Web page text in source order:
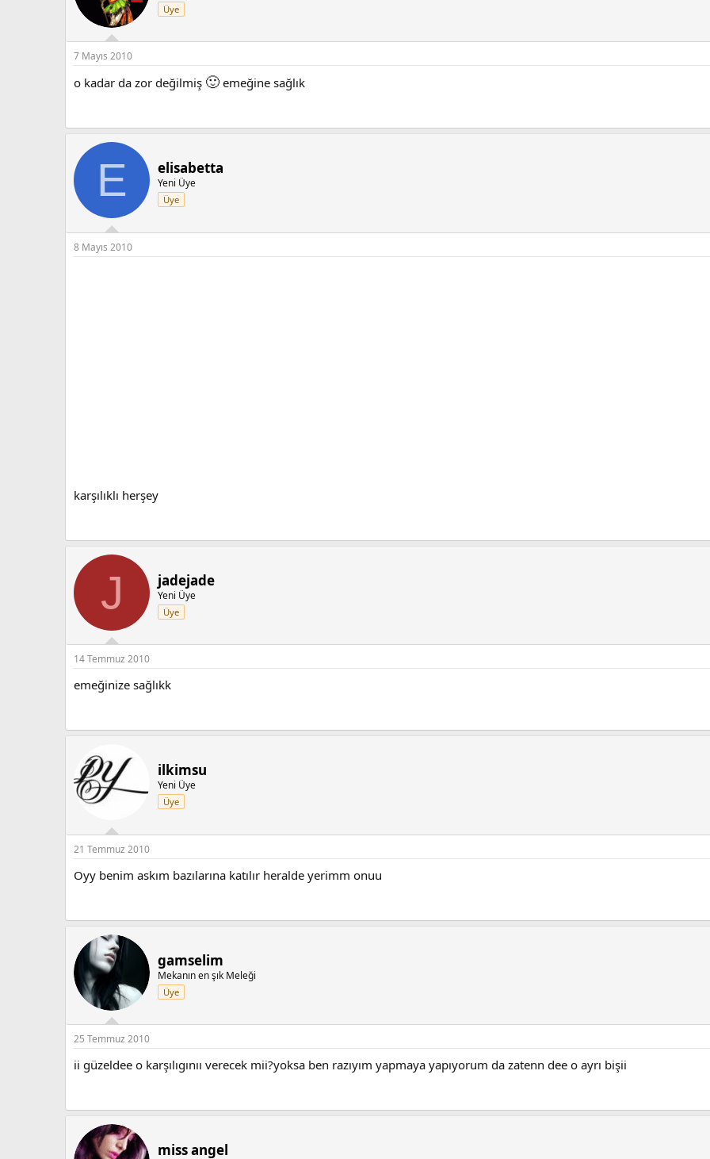
Üye
7 Mayıs 2010
o kadar da zor değilmiş 🙂 emeğine sağlık
E elisabetta
Yeni Üye
Üye
8 Mayıs 2010
karşılıklı herşey
J jadejade
Yeni Üye
Üye
14 Temmuz 2010
emeğinize sağlıkk
ilkimsu
Yeni Üye
Üye
21 Temmuz 2010
Oyy benim askım bazılarına katılır heralde yerimm onuu
gamselim
Mekanın en şık Meleği
Üye
25 Temmuz 2010
ii güzeldee o karşılıgınıı verecek mii?yoksa ben razıyım yapmaya yapıyorum da zatenn dee o ayrı bişii
miss angel